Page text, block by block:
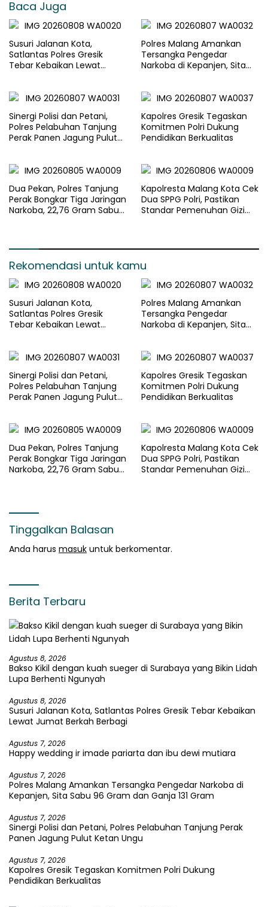
Baca Juga
Susuri Jalanan Kota,
Satlantas Polres Gresik
Tebar Kebaikan Lewat
Polres Malang Amankan
Tersangka Pengedar
Narkoba di Kepanjen, Sita
Sinergi Polisi dan Petani,
Polres Pelabuhan Tanjung
Perak Panen Jagung Pulut
Kapolres Gresik Tegaskan
Komitmen Polri Dukung
Pendidikan Berkualitas
Dua Pekan, Polres Tanjung
Perak Bongkar Tiga Jaringan
Narkoba, 22,76 Gram Sabu
Kapolresta Malang Kota Cek
Dua SPPG Polri, Pastikan
Standar Pemenuhan Gizi
Rekomendasi untuk kamu
Susuri Jalanan Kota,
Satlantas Polres Gresik
Tebar Kebaikan Lewat
Polres Malang Amankan
Tersangka Pengedar
Narkoba di Kepanjen, Sita
Sinergi Polisi dan Petani,
Polres Pelabuhan Tanjung
Perak Panen Jagung Pulut
Kapolres Gresik Tegaskan
Komitmen Polri Dukung
Pendidikan Berkualitas
Dua Pekan, Polres Tanjung
Perak Bongkar Tiga Jaringan
Narkoba, 22,76 Gram Sabu
Kapolresta Malang Kota Cek
Dua SPPG Polri, Pastikan
Standar Pemenuhan Gizi
Tinggalkan Balasan
Anda harus masuk untuk berkomentar.
Berita Terbaru
Agustus 8, 2026
Bakso Kikil dengan kuah sueger di Surabaya yang Bikin Lidah
Lupa Berhenti Ngunyah
Agustus 8, 2026
Susuri Jalanan Kota, Satlantas Polres Gresik Tebar Kebaikan
Lewat Jumat Berkah Berbagi
Agustus 7, 2026
Happy wedding ir imade pariarta dan ibu dewi mutiara
Agustus 7, 2026
Polres Malang Amankan Tersangka Pengedar Narkoba di
Kepanjen, Sita Sabu 96 Gram dan Ganja 131 Gram
Agustus 7, 2026
Sinergi Polisi dan Petani, Polres Pelabuhan Tanjung Perak
Panen Jagung Pulut Ketan Ungu
Agustus 7, 2026
Kapolres Gresik Tegaskan Komitmen Polri Dukung
Pendidikan Berkualitas